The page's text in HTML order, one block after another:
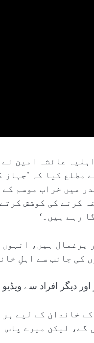
عائشہ امین
مطلع کیا کہ
میں خراب موسم
کرنے کی کوشش
رہے ہیں۔‘
یرغمال ہیں،
کی جانب سے اہلِ
افراد سے ویڈیو
خاندان کے لیے
گے، لیکن میرے پاس